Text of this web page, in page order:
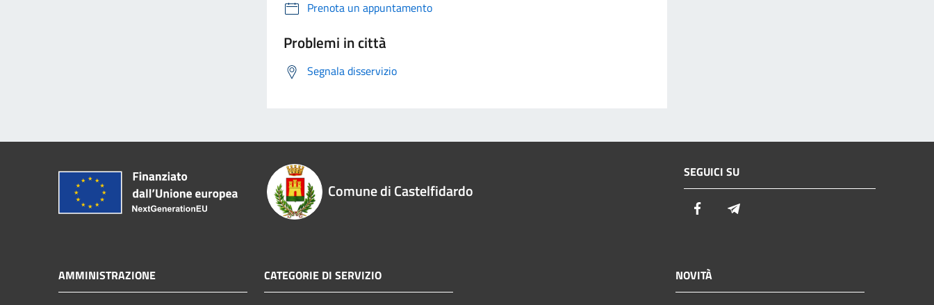
Prenota un appuntamento
Problemi in città
Segnala disservizio
Comune di Castelfidardo
SEGUICI SU
Facebook
AMMINISTRAZIONE CATEGORIE DI SERVIZIO NOVITÀ